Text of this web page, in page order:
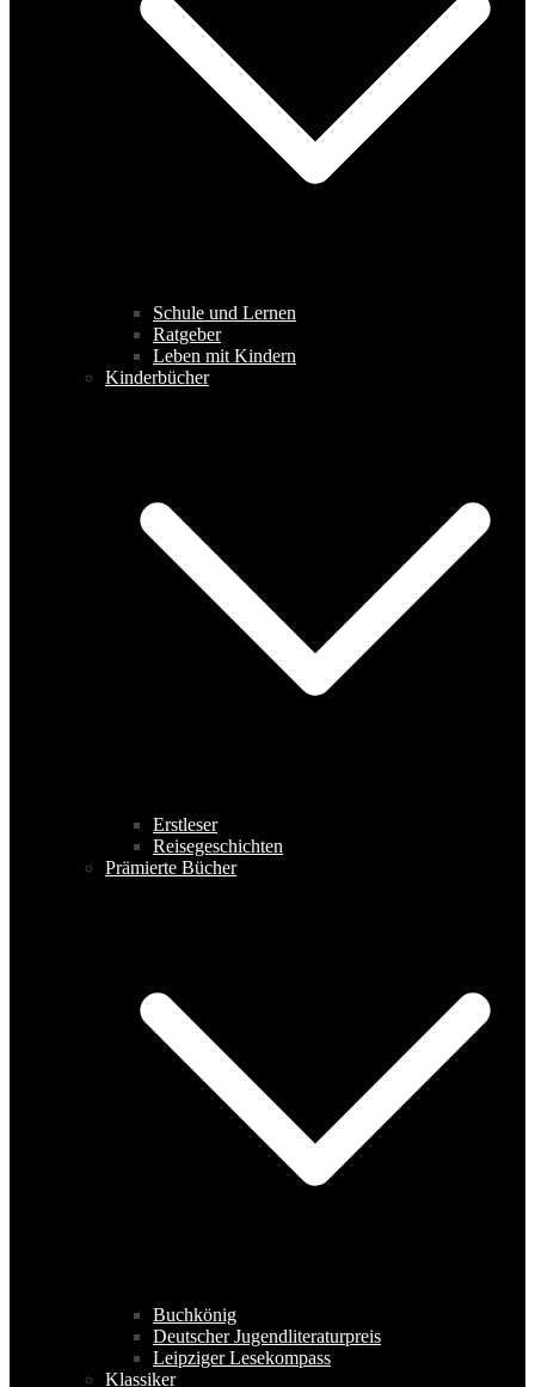
Schule und Lernen
Ratgeber
Leben mit Kindern
Kinderbücher
Erstleser
Reisegeschichten
Prämierte Bücher
Buchkönig
Deutscher Jugendliteraturpreis
Leipziger Lesekompass
Klassiker